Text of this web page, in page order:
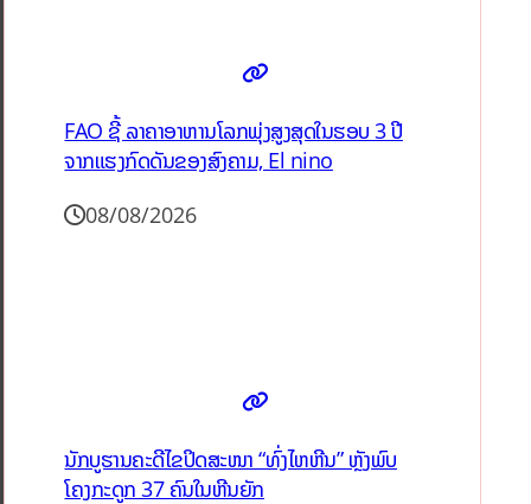
FAO ຊີ້ ລາຄາອາຫານໂລກພຸ່ງສູງສຸດໃນຮອບ 3 ປີ
ຈາກແຮງກົດດັນຂອງສົງຄາມ, El nino
08/08/2026
ນັກບູຮານຄະດີໄຂປິດສະໜາ “ທົ່ງໄຫຫີນ” ຫຼັງພົບ
ໂຄງກະດູກ 37 ຄົນໃນຫີນຍັກ